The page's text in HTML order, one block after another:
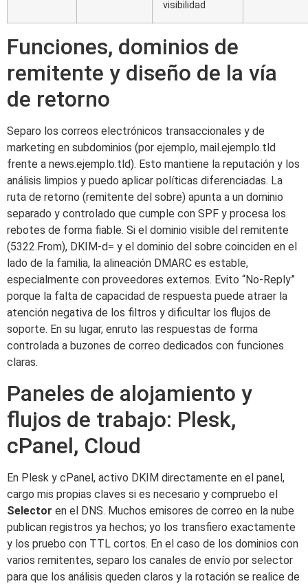
visibilidad
Funciones, dominios de
remitente y diseño de la vía
de retorno
Separo los correos electrónicos transaccionales y de
marketing en subdominios (por ejemplo, mail.ejemplo.tld
frente a news.ejemplo.tld). Esto mantiene la reputación y los
análisis limpios y puedo aplicar políticas diferenciadas. La
ruta de retorno (remitente del sobre) apunta a un dominio
separado y controlado que cumple con SPF y procesa los
rebotes de forma fiable. Si el dominio visible del remitente
(5322.From), DKIM-d= y el dominio del sobre coinciden en el
lado de la familia, la alineación DMARC es estable,
especialmente con proveedores externos. Evito “No-Reply”
porque la falta de capacidad de respuesta puede atraer la
atención negativa de los filtros y dificultar los flujos de
soporte. En su lugar, enruto las respuestas de forma
controlada a buzones de correo dedicados con funciones
claras.
Paneles de alojamiento y
flujos de trabajo: Plesk,
cPanel, Cloud
En Plesk y cPanel, activo DKIM directamente en el panel,
cargo mis propias claves si es necesario y compruebo el
Selector en el DNS. Muchos emisores de correo en la nube
publican registros ya hechos; yo los transfiero exactamente
y los pruebo con TTL cortos. En el caso de los dominios con
varios remitentes, separo los canales de envío por selector
para que los análisis queden claros y la rotación se realice de